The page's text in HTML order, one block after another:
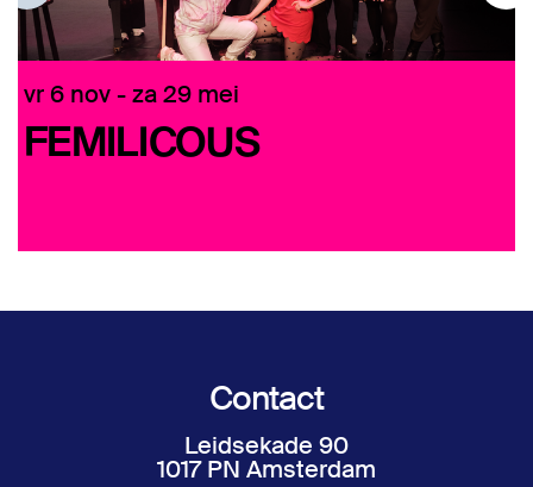
FEMILICOUS
vr 6 nov-za 29 mei
Contact
Leidsekade 90
1017 PN Amsterdam